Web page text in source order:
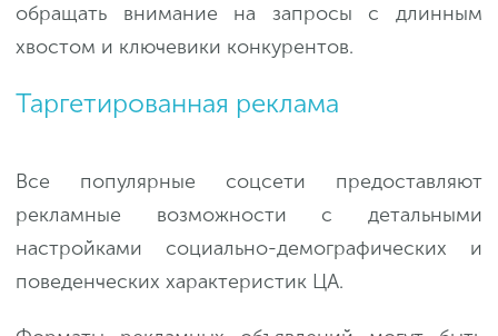
обращать внимание на запросы с длинным
хвостом и ключевики конкурентов.
Таргетированная реклама
Все популярные соцсети предоставляют
рекламные возможности с детальными
настройками социально-демографических и
поведенческих характеристик ЦА.